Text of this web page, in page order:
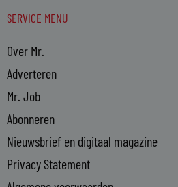
SERVICE MENU
Over Mr.
Adverteren
Mr. Job
Abonneren
Nieuwsbrief en digitaal magazine
Privacy Statement